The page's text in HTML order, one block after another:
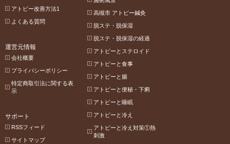
高槻市 アトピー鍼灸
脱ステ・脱保湿
脱ステ・脱保湿の経過
アトピーとステロイド
アトピーと食事
アトピーと腸
アトピーと便秘・下痢
アトピーと睡眠
アトピーと冷え
アトピーと冷え対策①熱
刺激
アトピー改善方法1
よくある質問
運営元情報
会社概要
プライバシーポリシー
特定商取引法に関する表
示
サポート
RSSフィード
サイトマップ